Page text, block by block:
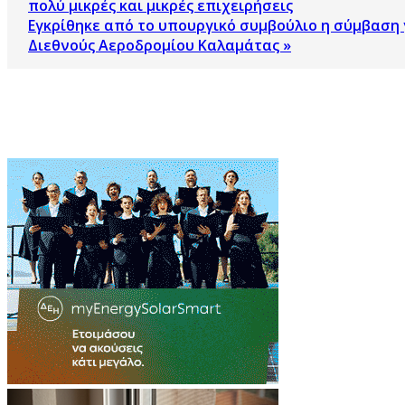
πολύ μικρές και μικρές επιχειρήσεις
Εγκρίθηκε από το υπουργικό συμβούλιο η σύμβαση
Διεθνούς Αεροδρομίου Καλαμάτας »